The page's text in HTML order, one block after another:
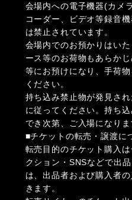
会場内への電子機器(カメ
コーダー、ビデオ等録音
は禁止されています。
会場内でのお預かりはい
ース等のお荷物もあらか
等にお預けになり、手荷
ください。
持ち込み禁止物が発見さ
に従ってください。持ち
でき次第、ご入場になりま
■チケットの転売・譲渡に
転売目的のチケット購入
クション・SNSなどで出
は、出品者および購入者
きます。